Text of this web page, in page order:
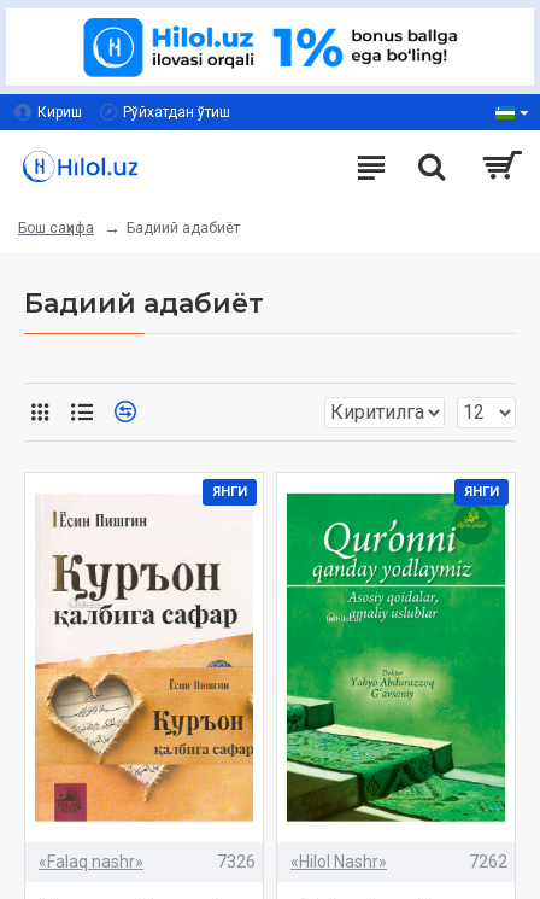
Кириш Рўйхатдан ўтиш
Бош саҳифа Бадиий адабиёт
Бадиий адабиёт
ЯНГИ
«Falaq nashr» 7326
ЯНГИ
«Hilol Nashr» 7262